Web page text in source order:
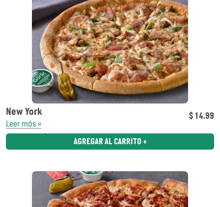
New York
Leer más »
$ 14.99
AGREGAR AL CARRITO +